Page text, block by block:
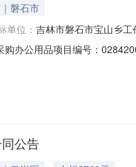
磐石市
单位： 吉林市磐石市宝山乡工
购办公用品项目编号：
横河村经济联合社采购人：
公告